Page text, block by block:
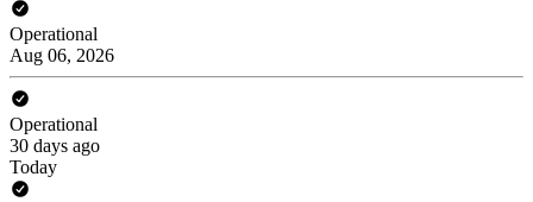
Operational
Aug 06, 2026
Operational
30 days ago
Today